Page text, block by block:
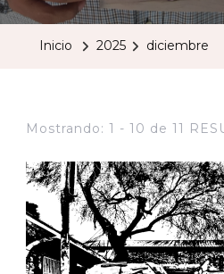
Inicio 2025 diciembre
Mostrando: 1 - 10 de 11